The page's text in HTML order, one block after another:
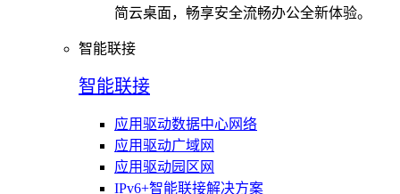
简云桌面，畅享安全流畅办公全新体验。
智能联接
智能联接
应用驱动数据中心网络
应用驱动广域网
应用驱动园区网
IPv6+智能联接解决方案